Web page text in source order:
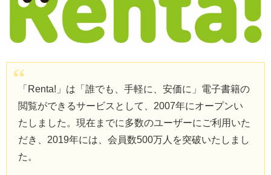
「Renta!」は「誰でも、手軽に、安価に」電子書籍の
閲覧ができるサービスとして、2007年にオープンい
たしました。現在までに多数のユーザーにご利用いた
だき、2019年には、会員数500万人を突破いたしまし
た。